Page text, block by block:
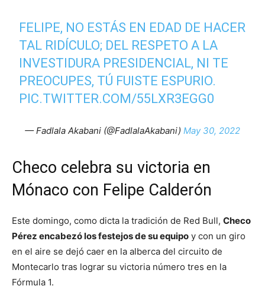
FELIPE, NO ESTÁS EN EDAD DE HACER
TAL RIDÍCULO; DEL RESPETO A LA
INVESTIDURA PRESIDENCIAL, NI TE
PREOCUPES, TÚ FUISTE ESPURIO.
PIC.TWITTER.COM/55LXR3EGG0
— Fadlala Akabani (@FadlalaAkabani) May 30, 2022
Checo celebra su victoria en
Mónaco con Felipe Calderón
Este domingo, como dicta la tradición de Red Bull, Checo
Pérez encabezó los festejos de su equipo y con un giro
en el aire se dejó caer en la alberca del circuito de
Montecarlo tras lograr su victoria número tres en la
Fórmula 1.